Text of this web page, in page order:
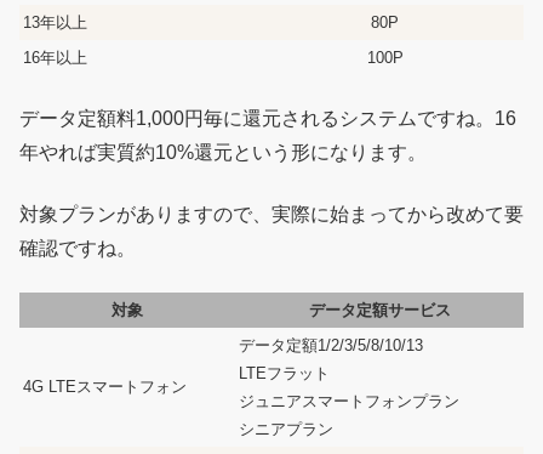
13年以上
80P
16年以上
100P
データ定額料1,000円毎に還元されるシステムですね。16
年やれば実質約10%還元という形になります。
対象プランがありますので、実際に始まってから改めて要
確認ですね。
対象 データ定額サービス
4G LTEスマートフォン
データ定額1/2/3/5/8/10/13
LTEフラット
ジュニアスマートフォンプラン
シニアプラン